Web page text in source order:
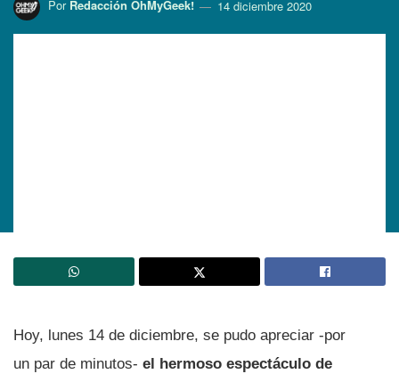
Por Redacción OhMyGeek! 14 diciembre 2020
Hoy, lunes 14 de diciembre, se pudo apreciar -por
un par de minutos- el hermoso espectáculo de